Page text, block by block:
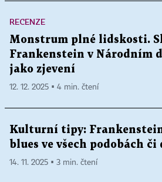
RECENZE
Monstrum plné lidskosti.
Frankenstein v Národním
jako zjevení
12. 12. 2025 ▪ 4 min. čtení
Kulturní tipy:
blues ve všech podobách či
14. 11. 2025 ▪ 3 min. čtení